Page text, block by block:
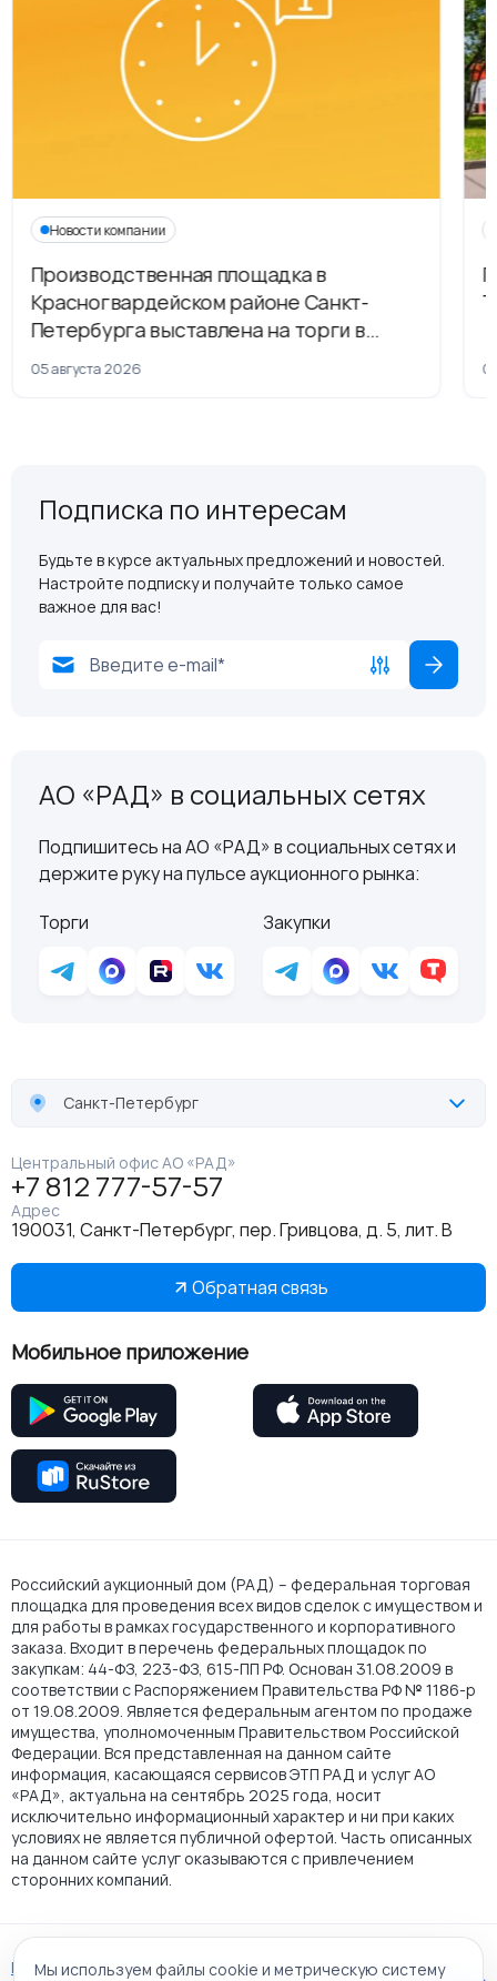
Новости компании
Производственная площадка в
Красногвардейском районе Санкт-
Петербурга выставлена на торги в
рамках приватизации
05 августа 2026
Подписка по интересам
Будьте в курсе актуальных предложений и новостей.
Настройте подписку и получайте только самое
важное для вас!
АО «РАД» в социальных сетях
Подпишитесь на АО «РАД» в социальных сетях и
держите руку на пульсе аукционного рынка:
Торги
Закупки
Санкт-Петербург
Центральный офис АО «РАД»
+7 812 777-57-57
Адрес
190031, Санкт-Петербург, пер. Гривцова, д. 5, лит. В
Обратная связь
Мобильное приложение
Российский аукционный дом (РАД) – федеральная торговая
площадка для проведения всех видов сделок с имуществом и
для работы в рамках государственного и корпоративного
заказа. Входит в перечень федеральных площадок по
закупкам: 44-ФЗ, 223-ФЗ, 615-ПП РФ. Основан 31.08.2009 в
соответствии с Распоряжением Правительства РФ № 1186-р
от 19.08.2009. Является федеральным агентом по продаже
имущества, уполномоченным Правительством Российской
Федерации. Вся представленная на данном сайте
информация, касающаяся сервисов ЭТП РАД и услуг АО
«РАД», актуальна на сентябрь 2025 года, носит
исключительно информационный характер и ни при каких
условиях не является публичной офертой. Часть описанных
на данном сайте услуг оказываются с привлечением
сторонних компаний.
Пользовательское соглашение
Мы используем файлы cookie и метрическую систему